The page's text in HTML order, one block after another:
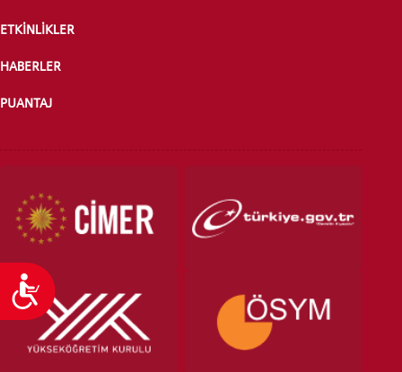
Ulaşılabilirlik
LİSANS ADAY ÖĞRENCİ
ETKİNLİKLER
HABERLER
PUANTAJ